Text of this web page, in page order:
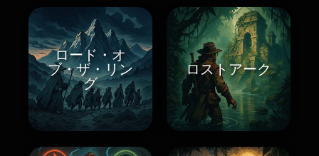
ロード・オ
ブ・ザ・リン
グ
ロストアーク